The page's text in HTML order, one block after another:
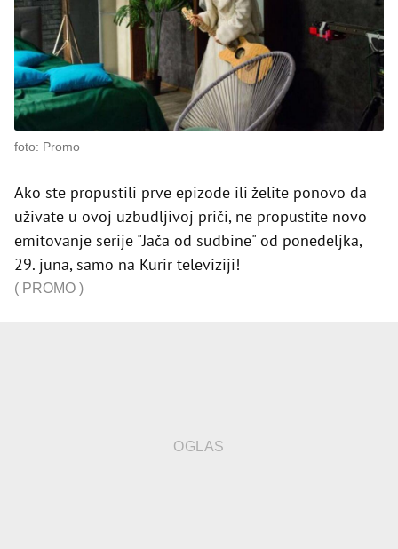
foto: Promo
Ako ste propustili prve epizode ili želite ponovo da
uživate u ovoj uzbudljivoj priči, ne propustite novo
emitovanje serije "Jača od sudbine" od ponedeljka,
29. juna, samo na Kurir televiziji!
( PROMO )